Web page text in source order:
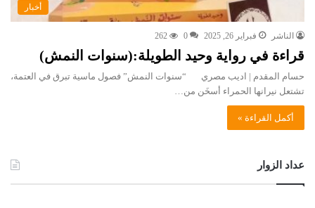
أخبار
الناشر فبراير 26, 2025 0
262
قراءة في رواية وحيد الطويلة:(سنوات النمش)
حسام المقدم | اديب مصري “سنوات النمش” فصول ماسية تبرق في العتمة،
تشتعل نيرانها الحمراء أسخَن من…
أكمل القراءة »
عداد الزوار